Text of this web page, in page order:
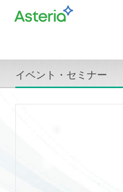
イベント・セミナー